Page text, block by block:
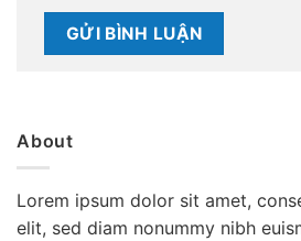
About
Lorem ipsum dolor sit amet,
elit, sed diam nonummy nibh